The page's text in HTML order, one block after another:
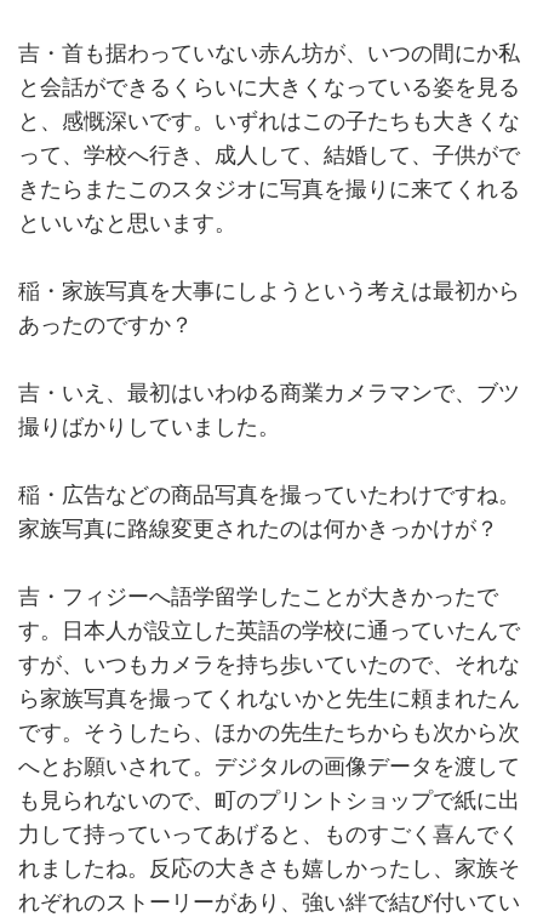
吉・首も据わっていない赤ん坊が、いつの間にか私
と会話ができるくらいに大きくなっている姿を見る
と、感慨深いです。いずれはこの子たちも大きくな
って、学校へ行き、成人して、結婚して、子供がで
きたらまたこのスタジオに写真を撮りに来てくれる
といいなと思います。
稲・家族写真を大事にしようという考えは最初から
あったのですか？
吉・いえ、最初はいわゆる商業カメラマンで、ブツ
撮りばかりしていました。
稲・広告などの商品写真を撮っていたわけですね。
家族写真に路線変更されたのは何かきっかけが？
吉・フィジーへ語学留学したことが大きかったで
す。日本人が設立した英語の学校に通っていたんで
すが、いつもカメラを持ち歩いていたので、それな
ら家族写真を撮ってくれないかと先生に頼まれたん
です。そうしたら、ほかの先生たちからも次から次
へとお願いされて。デジタルの画像データを渡して
も見られないので、町のプリントショップで紙に出
力して持っていってあげると、ものすごく喜んでく
れましたね。反応の大きさも嬉しかったし、家族そ
れぞれのストーリーがあり、強い絆で結び付いてい